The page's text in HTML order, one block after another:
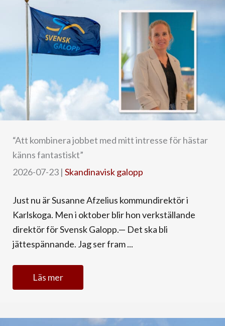
“Att kombinera jobbet med mitt intresse för hästar
känns fantastiskt”
2026-07-23 | Skandinavisk galopp
Just nu är Susanne Afzelius kommundirektör i
Karlskoga. Men i oktober blir hon verkställande
direktör för Svensk Galopp.— Det ska bli
jättespännande. Jag ser fram ...
Läs mer